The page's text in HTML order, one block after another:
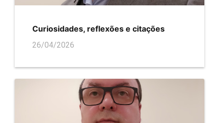
Curiosidades, reflexões e citações
26/04/2026